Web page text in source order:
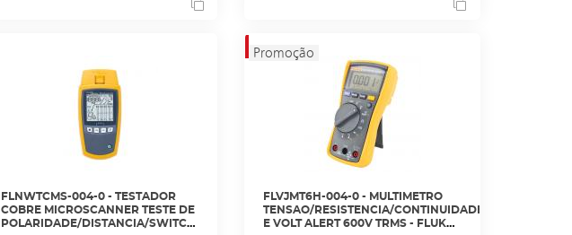
FLNWTCMS-004-0 - TESTADOR
COBRE MICROSCANNER TESTE DE
POLARIDADE/DISTANCIA/SWITCH
FLVJMT6H-004-0 - MULTIMETRO
TENSAO/RESISTENCIA/CONTINUIDADE/
E VOLT ALERT 600V TRMS - FLUKE-